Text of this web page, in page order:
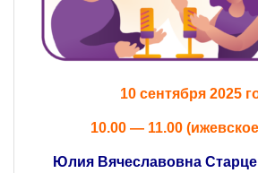
10 сентября 2025
10.00 — 11.00
Юлия Вячеславовна